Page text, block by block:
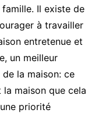
Il existe de
à travailler
entretenue et
un meilleur
la maison: ce
la maison que cela
priorité